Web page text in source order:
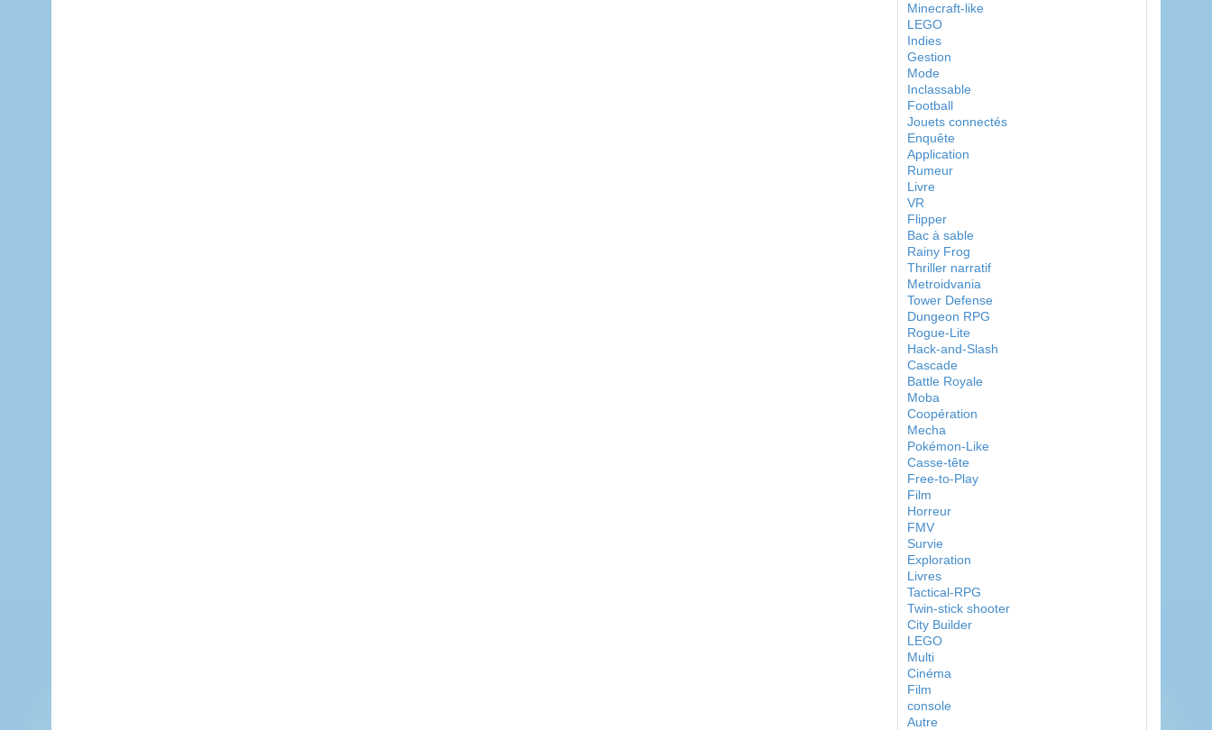
Minecraft-like
LEGO
Indies
Gestion
Mode
Inclassable
Football
Jouets connectés
Enquête
Application
Rumeur
Livre
VR
Flipper
Bac à sable
Rainy Frog
Thriller narratif
Metroidvania
Tower Defense
Dungeon RPG
Rogue-Lite
Hack-and-Slash
Cascade
Battle Royale
Moba
Coopération
Mecha
Pokémon-Like
Casse-tête
Free-to-Play
Film
Horreur
FMV
Survie
Exploration
Livres
Tactical-RPG
Twin-stick shooter
City Builder
LEGO
Multi
Cinéma
Film
console
Autre